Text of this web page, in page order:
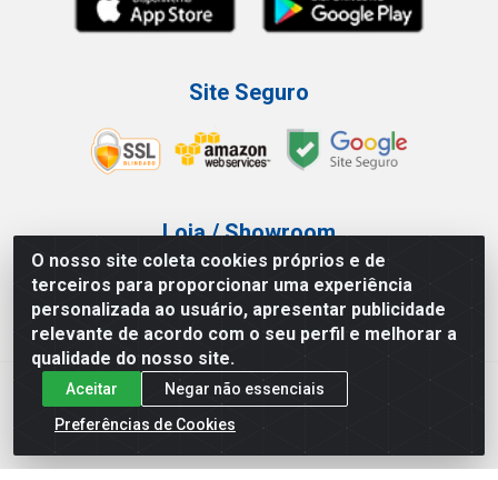
O nosso site coleta cookies próprios e de
terceiros para proporcionar uma experiência
personalizada ao usuário, apresentar publicidade
relevante de acordo com o seu perfil e melhorar a
qualidade do nosso site.
Aceitar
Negar não essenciais
Preferências de Cookies
Site Seguro
Loja / Showroom
Tel.: (11) 3227-0546
Av Vautier, 587/597 - Pari - São Paulo/SP
Atef Distribuidora LTDA - Av. Vautier, 585/597 - Pari - São
Paulo/SP - CEP 03.032-000 - CNPJ 27.717.135/0001-29